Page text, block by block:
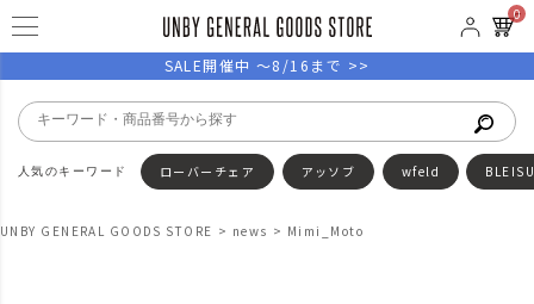
0
SALE開催中 ～8/16まで >>
ローバーチェア アッソブ wfeld
UNBY GENERAL GOODS STORE news Mimi_Moto